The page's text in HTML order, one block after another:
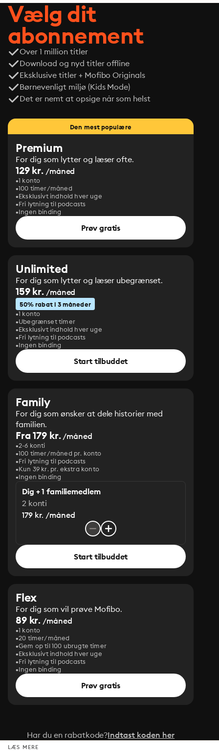
Vælg dit
abonnement
Over 1 million titler
Download og nyd titler offline
Eksklusive titler + Mofibo Originals
Børnevenligt miljø (Kids Mode)
Det er nemt at opsige når som helst
Den mest populære
Premium
For dig som lytter og læser ofte.
129 kr. /måned
1 konto
100 timer/måned
Eksklusivt indhold hver uge
Fri lytning til podcasts
Ingen binding
Prøv gratis
Unlimited
For dig som lytter og læser ubegrænset.
159 kr. /måned
50% rabat i 3 måneder
1 konto
Ubegrænset timer
Eksklusivt indhold hver uge
Fri lytning til podcasts
Ingen binding
Start tilbuddet
Family
For dig som ønsker at dele historier med
familien.
Fra 179 kr./måned
2-6 konti
100 timer/måned pr. konto
Fri lytning til podcasts
Kun 39 kr. pr. ekstra konto
Ingen binding
Dig + 1 familiemedlem
2 konti
179 kr. /måned
Start tilbuddet
Flex
For dig som vil prøve Mofibo.
89 kr. /måned
1 konto
20 timer/måned
Gem op til 100 ubrugte timer
Eksklusivt indhold hver uge
Fri lytning til podcasts
Ingen binding
Prøv gratis
Har du en rabatkode?Indtast koden her
LÆS MERE